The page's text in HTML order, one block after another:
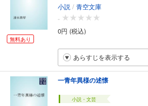
無料あり
小説 / 青空文庫
-
0円 (税込)
あらすじを表示する
一青年異様の述懐
小説・文芸